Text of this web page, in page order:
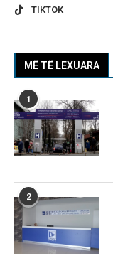
TIKTOK
MË TË LEXUARA
1
2